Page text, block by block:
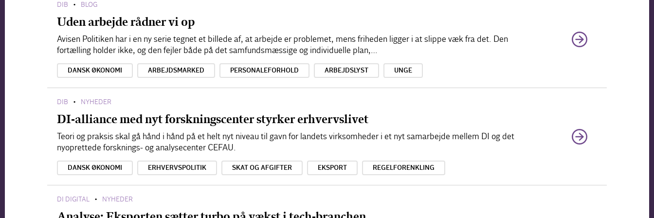
DIB • BLOG
Uden arbejde rådner vi op
Avisen Politiken har i en ny serie tegnet et billede af, at arbejde er problemet, mens friheden ligger i at slippe væk fra det. Den
fortælling holder ikke, og den fejler både på det samfundsmæssige og individuelle plan,…
DANSK ØKONOMI ARBEJDSMARKED PERSONALEFORHOLD ARBEJDSLYST UNGE
DIB • NYHEDER
DI-alliance med nyt forskningscenter styrker erhvervslivet
Teori og praksis skal gå hånd i hånd på et helt nyt niveau til gavn for landets virksomheder i et nyt samarbejde mellem DI og det
nyoprettede forsknings- og analysecenter CEFAU.
DANSK ØKONOMI ERHVERVSPOLITIK SKAT OG AFGIFTER EKSPORT REGELFORENKLING
DI DIGITAL • NYHEDER